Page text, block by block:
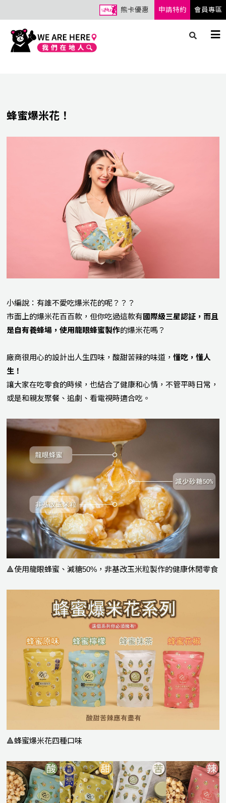
熊卡優惠 申請特約 會員專區
蜂蜜爆米花！
小編說：有誰不愛吃爆米花的呢？？？
市面上的爆米花百百款，但你吃過這款有國際級三星認証，而且
是自有養蜂場，使用龍眼蜂蜜製作的爆米花嗎？
廠商很用心的設計出人生四味，酸甜苦辣的味道，懂吃，懂人
生！
讓大家在吃零食的時候，也結合了健康和心情，不管平時日常，
或是和親友聚餐、追劇、看電視時適合吃。
🔺使用龍眼蜂蜜、減糖50%，非基改玉米粒製作的健康休閒零食
🔺蜂蜜爆米花四種口味